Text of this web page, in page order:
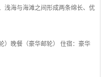
浅海与海滩之间形成两条绵长、优
）晚餐（豪华邮轮） 住宿：豪华